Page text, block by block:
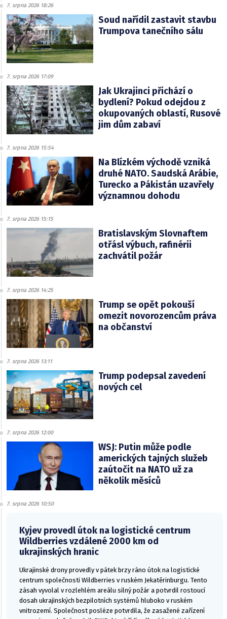
7. srpna 2026 18:26
Soud nařídil zastavit stavbu
Trumpova tanečního sálu
7. srpna 2026 17:09
Jak Ukrajinci přichází o
bydlení? Pokud odejdou z
okupovaných oblastí, Rusové
jim dům zabaví
7. srpna 2026 15:54
Na Blízkém východě vzniká
druhé NATO. Saudská Arábie,
Turecko a Pákistán uzavřely
významnou dohodu
7. srpna 2026 15:15
Bratislavským Slovnaftem
otřásl výbuch, rafinérii
zachvátil požár
7. srpna 2026 14:25
Trump se opět pokouší
omezit novorozencům práva
na občanství
7. srpna 2026 13:11
Trump podepsal zavedení
nových cel
7. srpna 2026 12:00
WSJ: Putin může podle
amerických tajných služeb
zaútočit na NATO už za
několik měsíců
7. srpna 2026 10:50
Kyjev provedl útok na logistické centrum
Wildberries vzdálené 2000 km od
ukrajinských hranic
Ukrajinské drony provedly v pátek brzy ráno útok na logistické
centrum společnosti Wildberries v ruském Jekatěrinburgu. Tento
zásah vyvolal v rozlehlém areálu silný požár a potvrdil rostoucí
dosah ukrajinských bezpilotních systémů hluboko v ruském
vnitrozemí. Společnost posléze potvrdila, že zasažené zařízení